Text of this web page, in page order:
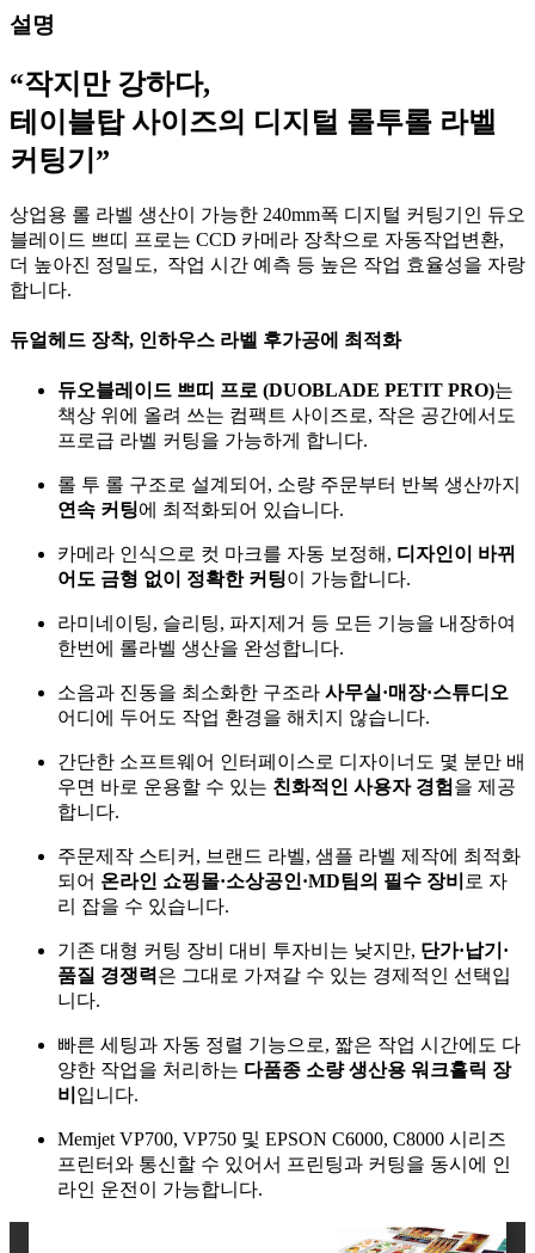
설명
“작지만 강하다,
테이블탑 사이즈의 디지털 롤투롤 라벨
커팅기”
상업용 롤 라벨 생산이 가능한 240mm폭 디지털 커팅기인 듀오
블레이드 쁘띠 프로는 CCD 카메라 장착으로 자동작업변환,
더 높아진 정밀도, 작업 시간 예측 등 높은 작업 효율성을 자랑
합니다.
듀얼헤드 장착, 인하우스 라벨 후가공에 최적화
듀오블레이드 쁘띠 프로 (DUOBLADE PETIT PRO)는
책상 위에 올려 쓰는 컴팩트 사이즈로, 작은 공간에서도
프로급 라벨 커팅을 가능하게 합니다.
롤 투 롤 구조로 설계되어, 소량 주문부터 반복 생산까지
연속 커팅에 최적화되어 있습니다.
카메라 인식으로 컷 마크를 자동 보정해, 디자인이 바뀌
어도 금형 없이 정확한 커팅이 가능합니다.
라미네이팅, 슬리팅, 파지제거 등 모든 기능을 내장하여
한번에 롤라벨 생산을 완성합니다.
소음과 진동을 최소화한 구조라 사무실·매장·스튜디오
어디에 두어도 작업 환경을 해치지 않습니다.
간단한 소프트웨어 인터페이스로 디자이너도 몇 분만 배
우면 바로 운용할 수 있는 친화적인 사용자 경험 을 제공
합니다.
주문제작 스티커, 브랜드 라벨, 샘플 라벨 제작에 최적화
되어 온라인 쇼핑몰·소상공인·MD팀의 필수 장비 로 자
리 잡을 수 있습니다.
기존 대형 커팅 장비 대비 투자비는 낮지만, 단가·납기·
품질 경쟁력은 그대로 가져갈 수 있는 경제적인 선택입
니다.
빠른 세팅과 자동 정렬 기능으로, 짧은 작업 시간에도 다
양한 작업을 처리하는 다품종 소량 생산용 워크홀릭 장
비 입니다.
Memjet VP700, VP750 및 EPSON C6000, C8000 시리즈
프린터와 통신할 수 있어서 프린팅과 커팅을 동시에 인
라인 운전이 가능합니다.